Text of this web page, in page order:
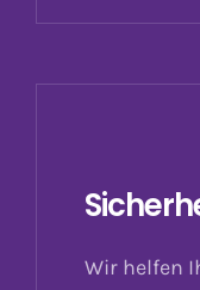
Wir helfen